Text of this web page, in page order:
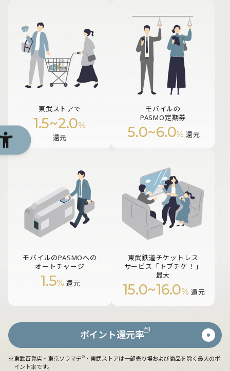
東武ストアで
1.5~2.0%
還元
モバイルの
PASMO定期券
5.0~6.0% 還元
モバイルのPASMOへの
オートチャージ
1.5% 還元
東武鉄道チケットレス
サービス「トブチケ！」
最大
15.0~16.0% 還元
ポイント還元率
※東武百貨店・東京ソラマチ® ・東武ストアは一部売り場および商品を除く最大のポ
イント率です。